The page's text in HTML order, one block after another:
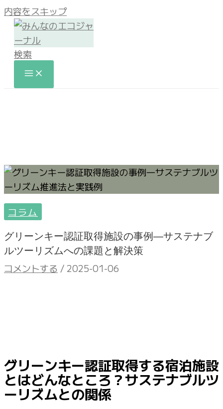
内容をスキップ
検索
コラム
グリーンキー認証取得施設の事例―サステナブ
ルツーリズムへの課題と解決策
コメントする / 2025-01-06
グリーンキー認証取得する宿泊施設
とはどんなところ？サステナブルツ
ーリズムとの関係